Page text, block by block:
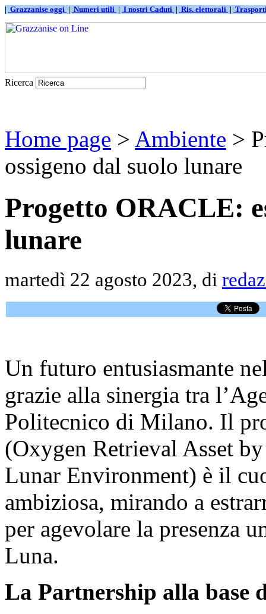
| Grazzanise oggi | Numeri utili | I nostri Caduti | Ris. elettorali |
Ricerca
Home page > Ambiente >
ossigeno dal suolo lunare
Progetto ORACLE:
lunare
martedì 22 agosto 2023, di
Un futuro entusiasmante
grazie alla sinergia tra
Politecnico di Milano. Il
(Oxygen Retrieval Asset
Lunar Environment) è il
ambiziosa, mirando a
per agevolare la presenza
Luna.
La Partnership alla base